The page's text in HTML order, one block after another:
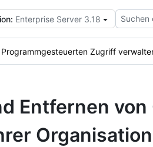
Enterprise Server 3.18 Suchen
Programmgesteuerten Zugriff
Entfernen
Organisation